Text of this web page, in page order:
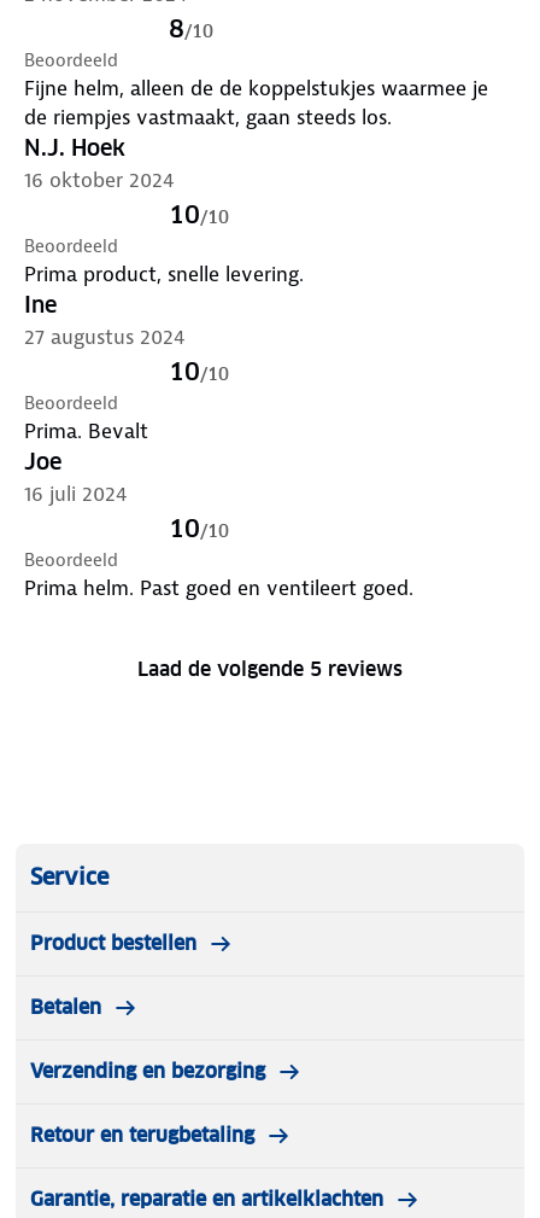
8/10
Beoordeeld
Fijne helm, alleen de de koppelstukjes waarmee je
de riempjes vastmaakt, gaan steeds los.
N.J. Hoek
16 oktober 2024
10/10
Beoordeeld
Prima product, snelle levering.
Ine
27 augustus 2024
10/10
Beoordeeld
Prima. Bevalt
Joe
16 juli 2024
10/10
Beoordeeld
Prima helm. Past goed en ventileert goed.
Laad de volgende 5 reviews
Service
Product bestellen
Betalen
Verzending en bezorging
Retour en terugbetaling
Garantie, reparatie en artikelklachten